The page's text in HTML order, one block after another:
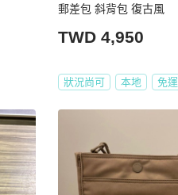
郵差包 斜背包 復古風
TWD 4,950
狀況尚可 本地 免運